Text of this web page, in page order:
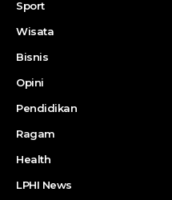
Sport
Wisata
Bisnis
Opini
Pendidikan
Ragam
Health
LPHI News